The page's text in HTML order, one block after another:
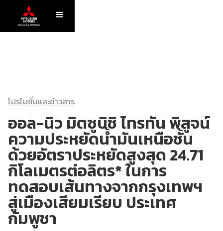
โปรโมชั่นและข่าวสาร
ออล-นิว มิตซูบิชิ ไทรทัน พิสูจน์
ความประหยัดน้ำมันเหนือชั้น
ด้วยอัตราประหยัดสูงสุด 24.71
กิโลเมตรต่อลิตร* ในการ
ทดสอบเส้นทางจากกรุงเทพฯ
สู่เมืองเสียมเรียบ ประเทศ
กัมพูชา